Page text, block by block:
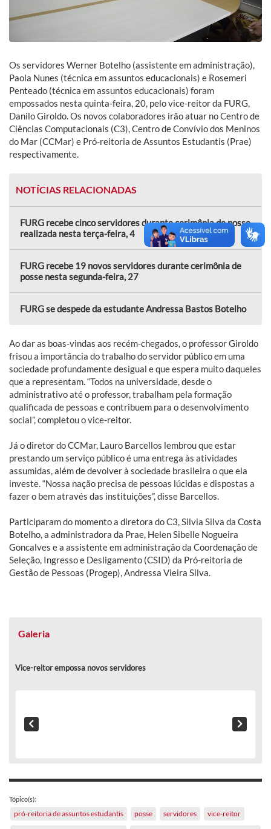
Os servidores Werner Botelho (assistente em administração),
Paola Nunes (técnica em assuntos educacionais) e Rosemeri
Penteado (técnica em assuntos educacionais) foram
empossados nesta quinta-feira, 20, pelo vice-reitor da FURG,
Danilo Giroldo. Os novos colaboradores irão atuar no Centro de
Ciências Computacionais (C3), Centro de Convívio dos Meninos
do Mar (CCMar) e Pró-reitoria de Assuntos Estudantis (Prae)
respectivamente.
NOTÍCIAS RELACIONADAS
FURG recebe cinco servidores durante cerimônia de posse
realizada nesta terça-feira, 4
FURG recebe 19 novos servidores durante cerimônia de
posse nesta segunda-feira, 27
FURG se despede da estudante Andressa Bastos Botelho
Ao dar as boas-vindas aos recém-chegados, o professor Giroldo
frisou a importância do trabalho do servidor público em uma
sociedade profundamente desigual e que espera muito daqueles
que a representam. “Todos na universidade, desde o
administrativo até o professor, trabalham pela formação
qualificada de pessoas e contribuem para o desenvolvimento
social”, completou o vice-reitor.
Já o diretor do CCMar, Lauro Barcellos lembrou que estar
prestando um serviço público é uma entrega às atividades
assumidas, além de devolver à sociedade brasileira o que ela
investe. “Nossa nação precisa de pessoas lúcidas e dispostas a
fazer o bem através das instituições”, disse Barcellos.
Participaram do momento a diretora do C3, Silvia Silva da Costa
Botelho, a administradora da Prae, Helen Sibelle Nogueira
Goncalves e a assistente em administração da Coordenação de
Seleção, Ingresso e Desligamento (CSID) da Pró-reitoria de
Gestão de Pessoas (Progep), Andressa Vieira Silva.
Galeria
Vice-reitor empossa novos servidores
Tópico(s):
pró-reitoria de assuntos estudantis posse servidores
vice-reitor